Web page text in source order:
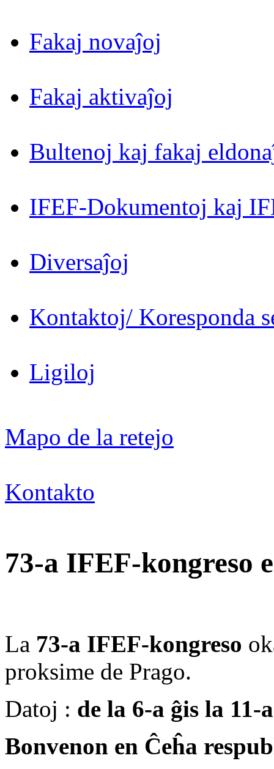
Fakaj novaĵoj
Fakaj aktivaĵoj
Bultenoj kaj fakaj
IFEF-Dokumentoj kaj
Diversaĵoj
Kontaktoj/ Koresponda
Ligiloj
Mapo de la retejo
Kontakto
73-a IFEF-kongreso
La 73-a IFEF-kongreso
proksime de Prago.
Datoj : de la 6-a ĝis la 11-
Bonvenon en Ĉeĥa